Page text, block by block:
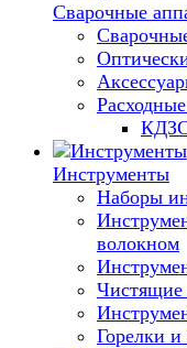
Сварочные
Инструменты
Наборы
волокном
Чистящие
Горелки